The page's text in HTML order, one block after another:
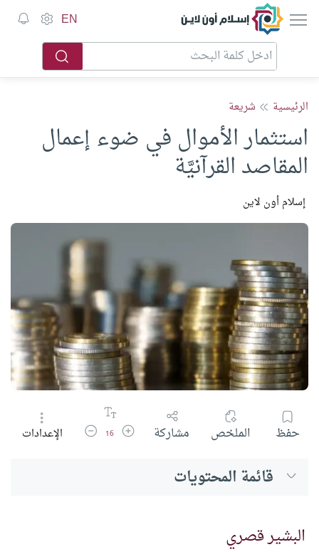
إسلام أون لاين EN
الرئيسية شريعة
استثمار الأموال في ضوء إعمال
المقاصد القرآنيَّة
إسلام أون لاين
حفظ الملخص مشاركة زيادة حجم الخط
16 تقليل حجم الخط
الإعدادات
قائمة المحتويات
البشير قصري